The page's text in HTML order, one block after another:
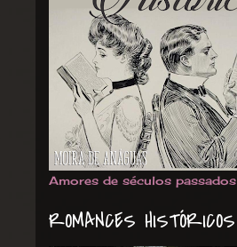
Amores de séculos passados
ROMANCES HISTÓRICOS